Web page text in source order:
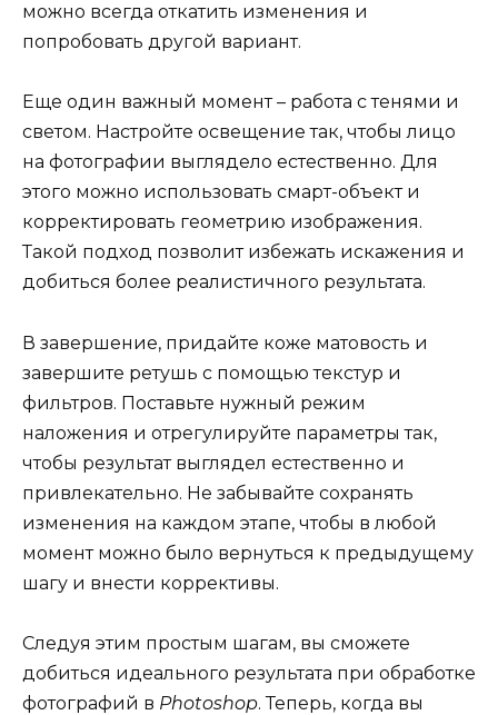
можно всегда откатить изменения и
попробовать другой вариант.
Еще один важный момент – работа с тенями и
светом. Настройте освещение так, чтобы лицо
на фотографии выглядело естественно. Для
этого можно использовать смарт-объект и
корректировать геометрию изображения.
Такой подход позволит избежать искажения и
добиться более реалистичного результата.
В завершение, придайте коже матовость и
завершите ретушь с помощью текстур и
фильтров. Поставьте нужный режим
наложения и отрегулируйте параметры так,
чтобы результат выглядел естественно и
привлекательно. Не забывайте сохранять
изменения на каждом этапе, чтобы в любой
момент можно было вернуться к предыдущему
шагу и внести коррективы.
Следуя этим простым шагам, вы сможете
добиться идеального результата при обработке
фотографий в Photoshop. Теперь, когда вы